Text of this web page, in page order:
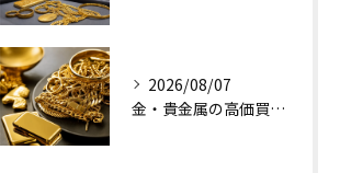
2026/08/07
金・貴金属の高価買取へ、相場差と手数料を見る